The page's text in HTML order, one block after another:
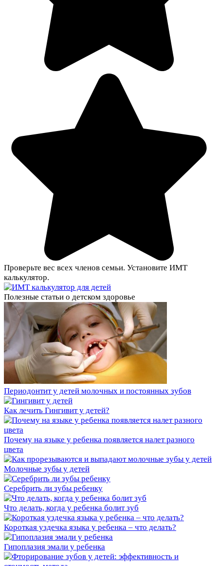
Проверьте вес всех членов семьи. Установите ИМТ
калькулятор.
Полезные статьи о детском здоровье
Периодонтит у детей молочных и постоянных зубов
Как лечить Гингивит у детей?
Почему на языке у ребенка появляется налет разного
цвета
Молочные зубы у детей
Серебрить ли зубы ребенку
Что делать, когда у ребенка болит зуб
Короткая уздечка языка у ребенка – что делать?
Гипоплазия эмали у ребенка